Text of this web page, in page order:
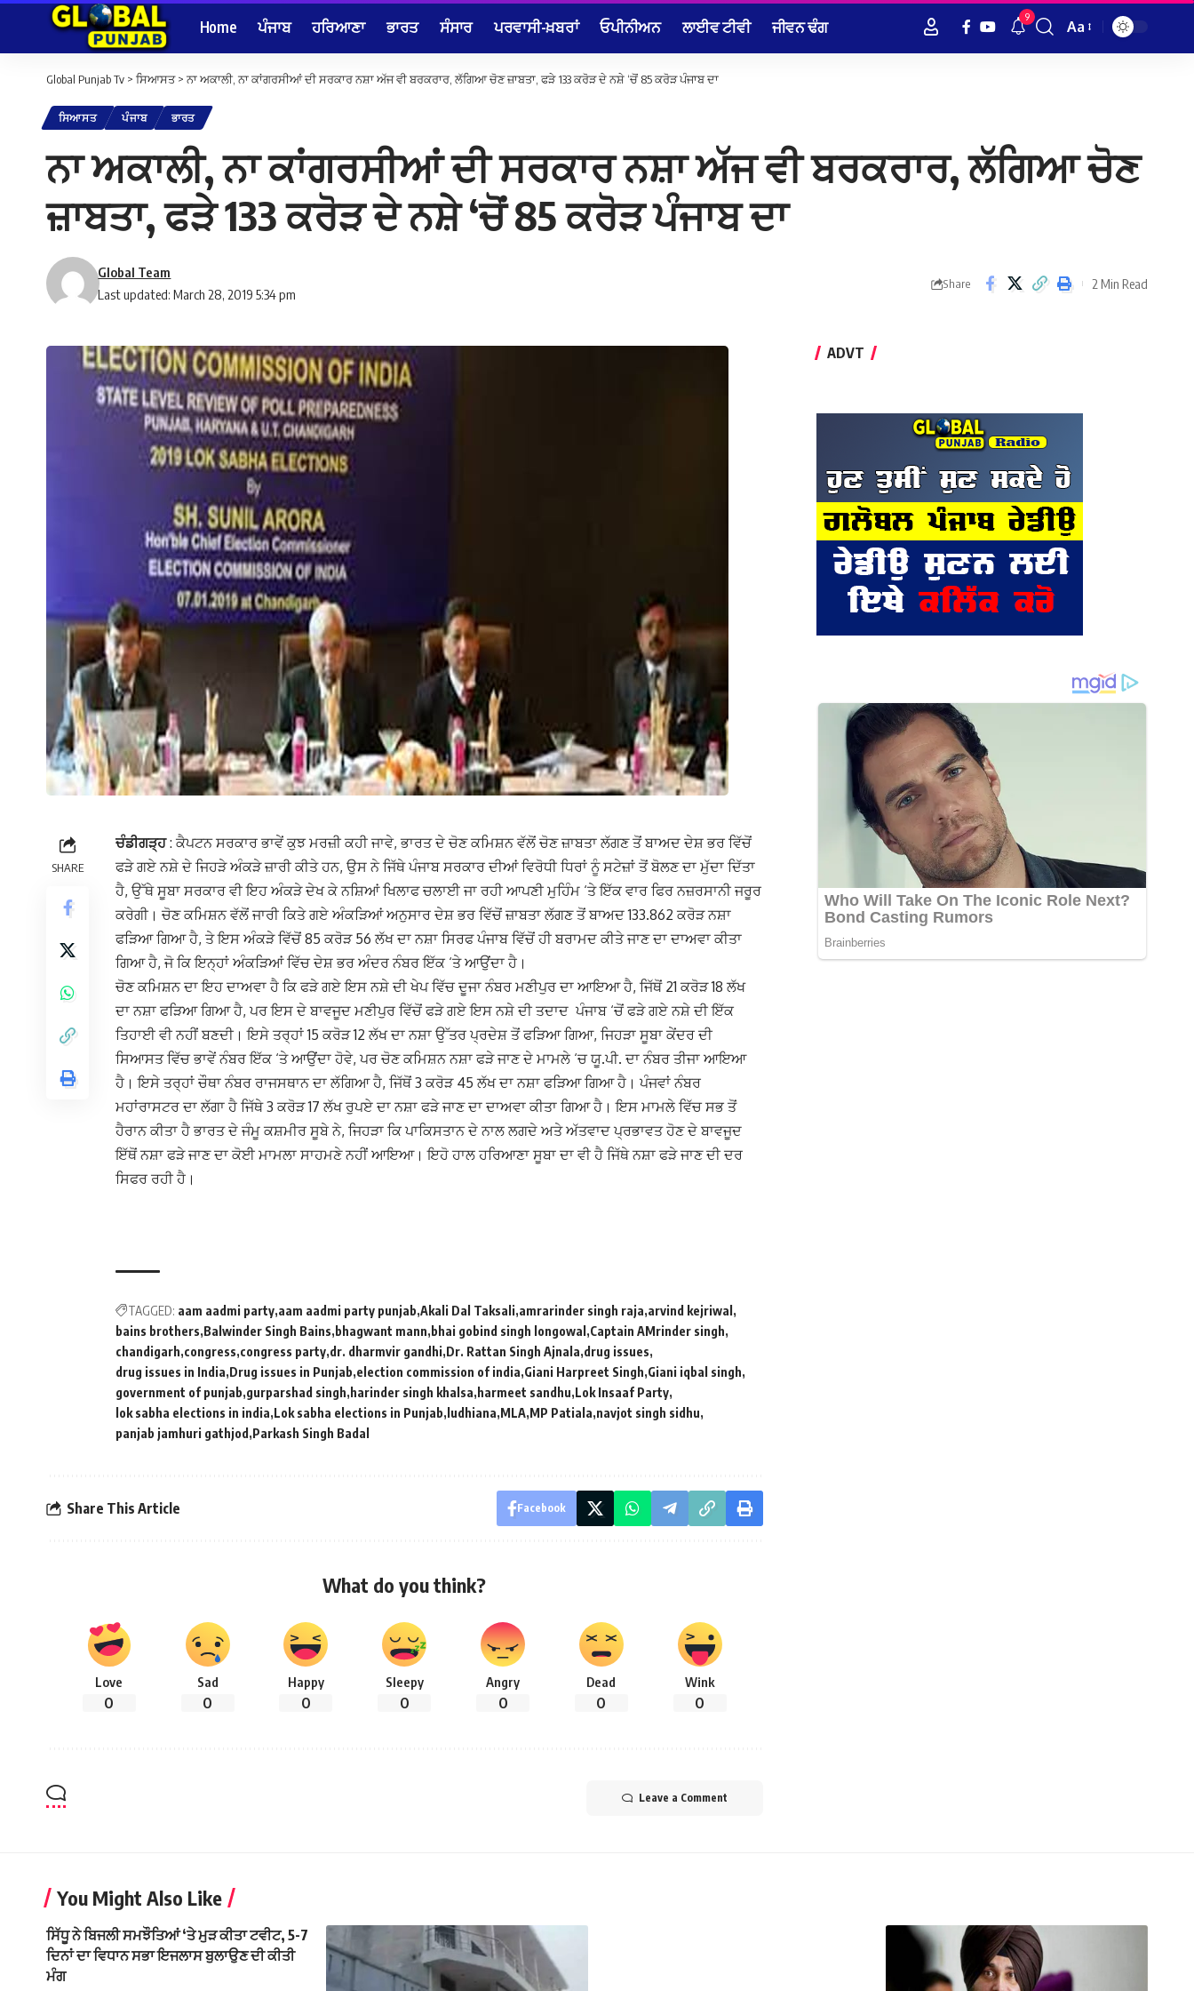
Home ਪੰਜਾਬ ਹਰਿਆਣਾ ਭਾਰਤ ਸੰਸਾਰ ਪਰਵਾਸੀ-ਖ਼ਬਰਾਂ ਓਪੀਨੀਅਨ ਲਾਈਵ ਟੀਵੀ ਜੀਵਨ ਢੰਗ 9
Font
Aa
Global Punjab Tv > ਸਿਆਸਤ> ਨਾ ਅਕਾਲੀ, ਨਾ ਕਾਂਗਰਸੀਆਂ ਦੀ ਸਰਕਾਰ ਨਸ਼ਾ ਅੱਜ ਵੀ ਬਰਕਰਾਰ, ਲੱਗਿਆ ਚੋਣ ਜ਼ਾਬਤਾ, ਫੜੇ 133 ਕਰੋੜ ਦੇ ਨਸ਼ੇ ‘ਚੋਂ 85 ਕਰੋੜ ਪੰਜਾਬ ਦਾ
ਸਿਆਸਤ ਪੰਜਾਬ ਭਾਰਤ
ਨਾ ਅਕਾਲੀ, ਨਾ ਕਾਂਗਰਸੀਆਂ ਦੀ ਸਰਕਾਰ ਨਸ਼ਾ ਅੱਜ ਵੀ ਬਰਕਰਾਰ, ਲੱਗਿਆ ਚੋਣ
ਜ਼ਾਬਤਾ, ਫੜੇ 133 ਕਰੋੜ ਦੇ ਨਸ਼ੇ ‘ਚੋਂ 85 ਕਰੋੜ ਪੰਜਾਬ ਦਾ
Last updated: March 28, 2019 5:34 pm
Global Team
Share 2 Min Read
SHARE
ਚੰਡੀਗੜ੍ਹ: ਕੈਪਟਨ ਸਰਕਾਰ ਭਾਵੇਂ ਕੁਝ ਮਰਜ਼ੀ ਕਹੀ ਜਾਵੇ, ਭਾਰਤ ਦੇ ਚੋਣ ਕਮਿਸ਼ਨ ਵੱਲੋਂ ਚੋਣ ਜ਼ਾਬਤਾ ਲੱਗਣ ਤੋਂ ਬਾਅਦ ਦੇਸ਼ ਭਰ ਵਿੱਚੋਂ
ਫੜੇ ਗਏ ਨਸ਼ੇ ਦੇ ਜਿਹੜੇ ਅੰਕੜੇ ਜ਼ਾਰੀ ਕੀਤੇ ਹਨ, ਉਸ ਨੇ ਜਿੱਥੇ ਪੰਜਾਬ ਸਰਕਾਰ ਦੀਆਂ ਵਿਰੋਧੀ ਧਿਰਾਂ ਨੂੰ ਸਟੇਜ਼ਾਂ ਤੋਂ ਬੋਲਣ ਦਾ ਮੁੱਦਾ ਦਿੱਤਾ
ਹੈ, ਉੱਥੇ ਸੂਬਾ ਸਰਕਾਰ ਵੀ ਇਹ ਅੰਕੜੇ ਦੇਖ ਕੇ ਨਸ਼ਿਆਂ ਖਿਲਾਫ ਚਲਾਈ ਜਾ ਰਹੀ ਆਪਣੀ ਮੁਹਿੰਮ ‘ਤੇ ਇੱਕ ਵਾਰ ਫਿਰ ਨਜ਼ਰਸਾਨੀ ਜਰੂਰ
ਕਰੇਗੀ। ਚੋਣ ਕਮਿਸ਼ਨ ਵੱਲੋਂ ਜਾਰੀ ਕਿਤੇ ਗਏ ਅੰਕੜਿਆਂ ਅਨੁਸਾਰ ਦੇਸ਼ ਭਰ ਵਿੱਚੋਂ ਜ਼ਾਬਤਾ ਲੱਗਣ ਤੋਂ ਬਾਅਦ 133.862 ਕਰੋੜ ਨਸ਼ਾ
ਫੜਿਆ ਗਿਆ ਹੈ, ਤੇ ਇਸ ਅੰਕੜੇ ਵਿੱਚੋਂ 85 ਕਰੋੜ 56 ਲੱਖ ਦਾ ਨਸ਼ਾ ਸਿਰਫ ਪੰਜਾਬ ਵਿੱਚੋਂ ਹੀ ਬਰਾਮਦ ਕੀਤੇ ਜਾਣ ਦਾ ਦਾਅਵਾ ਕੀਤਾ
ਗਿਆ ਹੈ, ਜੋ ਕਿ ਇਨ੍ਹਾਂ ਅੰਕੜਿਆਂ ਵਿੱਚ ਦੇਸ਼ ਭਰ ਅੰਦਰ ਨੰਬਰ ਇੱਕ ‘ਤੇ ਆਉਂਦਾ ਹੈ।
ਚੋਣ ਕਮਿਸ਼ਨ ਦਾ ਇਹ ਦਾਅਵਾ ਹੈ ਕਿ ਫੜੇ ਗਏ ਇਸ ਨਸ਼ੇ ਦੀ ਖੇਪ ਵਿੱਚ ਦੂਜਾ ਨੰਬਰ ਮਣੀਪੁਰ ਦਾ ਆਇਆ ਹੈ, ਜਿੱਥੋਂ 21 ਕਰੋੜ 18 ਲੱਖ
ਦਾ ਨਸ਼ਾ ਫੜਿਆ ਗਿਆ ਹੈ, ਪਰ ਇਸ ਦੇ ਬਾਵਜੂਦ ਮਣੀਪੁਰ ਵਿੱਚੋਂ ਫੜੇ ਗਏ ਇਸ ਨਸ਼ੇ ਦੀ ਤਦਾਦ ਪੰਜਾਬ ‘ਚੋਂ ਫੜੇ ਗਏ ਨਸ਼ੇ ਦੀ ਇੱਕ
ਤਿਹਾਈ ਵੀ ਨਹੀਂ ਬਣਦੀ। ਇਸੇ ਤਰ੍ਹਾਂ 15 ਕਰੋੜ 12 ਲੱਖ ਦਾ ਨਸ਼ਾ ਉੱਤਰ ਪ੍ਰਦੇਸ਼ ਤੋਂ ਫੜਿਆ ਗਿਆ, ਜਿਹੜਾ ਸੂਬਾ ਕੇਂਦਰ ਦੀ
ਸਿਆਸਤ ਵਿੱਚ ਭਾਵੇਂ ਨੰਬਰ ਇੱਕ ‘ਤੇ ਆਉਂਦਾ ਹੋਵੇ, ਪਰ ਚੋਣ ਕਮਿਸ਼ਨ ਨਸ਼ਾ ਫੜੇ ਜਾਣ ਦੇ ਮਾਮਲੇ ‘ਚ ਯੂ.ਪੀ. ਦਾ ਨੰਬਰ ਤੀਜਾ ਆਇਆ
ਹੈ। ਇਸੇ ਤਰ੍ਹਾਂ ਚੌਥਾ ਨੰਬਰ ਰਾਜਸਥਾਨ ਦਾ ਲੱਗਿਆ ਹੈ, ਜਿੱਥੋਂ 3 ਕਰੋੜ 45 ਲੱਖ ਦਾ ਨਸ਼ਾ ਫੜਿਆ ਗਿਆ ਹੈ। ਪੰਜਵਾਂ ਨੰਬਰ
ਮਹਾਂਰਾਸਟਰ ਦਾ ਲੱਗਾ ਹੈ ਜਿੱਥੇ 3 ਕਰੋੜ 17 ਲੱਖ ਰੁਪਏ ਦਾ ਨਸ਼ਾ ਫੜੇ ਜਾਣ ਦਾ ਦਾਅਵਾ ਕੀਤਾ ਗਿਆ ਹੈ। ਇਸ ਮਾਮਲੇ ਵਿੱਚ ਸਭ ਤੋਂ
ਹੈਰਾਨ ਕੀਤਾ ਹੈ ਭਾਰਤ ਦੇ ਜੰਮੂ ਕਸ਼ਮੀਰ ਸੂਬੇ ਨੇ, ਜਿਹੜਾ ਕਿ ਪਾਕਿਸਤਾਨ ਦੇ ਨਾਲ ਲਗਦੇ ਅਤੇ ਅੱਤਵਾਦ ਪ੍ਰਭਾਵਤ ਹੋਣ ਦੇ ਬਾਵਜੂਦ
ਇੱਥੋਂ ਨਸ਼ਾ ਫੜੇ ਜਾਣ ਦਾ ਕੋਈ ਮਾਮਲਾ ਸਾਹਮਣੇ ਨਹੀਂ ਆਇਆ। ਇਹੋ ਹਾਲ ਹਰਿਆਣਾ ਸੂਬਾ ਦਾ ਵੀ ਹੈ ਜਿੱਥੇ ਨਸ਼ਾ ਫੜੇ ਜਾਣ ਦੀ ਦਰ
ਸਿਫਰ ਰਹੀ ਹੈ।
TAGGED: aam aadmi party aam aadmi party punjab Akali Dal Taksali amrarinder singh raja arvind kejriwal
bains brothers Balwinder Singh Bains bhagwant mann bhai gobind singh longowal Captain AMrinder singh
chandigarh congress congress party dr. dharmvir gandhi Dr. Rattan Singh Ajnala drug issues
drug issues in India Drug issues in Punjab election commission of india Giani Harpreet Singh Giani iqbal singh
government of punjab gurparshad singh harinder singh khalsa harmeet sandhu Lok Insaaf Party
lok sabha elections in india Lok sabha elections in Punjab ludhiana MLA MP Patiala navjot singh sidhu
panjab jamhuri gathjod Parkash Singh Badal
Share This Article Facebook
What do you think?
Love
0
Sad
0
Happy
0
Sleepy
0
Angry
0
Dead
0
Wink
0
Leave a Comment
ADVT
You Might Also Like
ਸਿੱਧੂ ਨੇ ਬਿਜਲੀ ਸਮਝੌਤਿਆਂ ‘ਤੇ ਮੁੜ ਕੀਤਾ ਟਵੀਟ, 5-7
ਦਿਨਾਂ ਦਾ ਵਿਧਾਨ ਸਭਾ ਇਜਲਾਸ ਬੁਲਾਉਣ ਦੀ ਕੀਤੀ
ਮੰਗ